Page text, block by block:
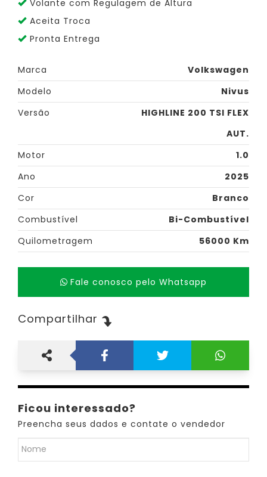
Volante com Regulagem de Altura
Aceita Troca
Pronta Entrega
Marca
Volkswagen
Modelo
Nivus
Versão
HIGHLINE 200 TSI FLEX
AUT.
Motor
1.0
Ano
2025
Cor
Branco
Combustível
Bi-Combustível
Quilometragem
56000 Km
Fale conosco pelo Whatsapp
Compartilhar
Ficou interessado?
Preencha seus dados e contate o vendedor